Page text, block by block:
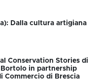
Dalla cultura artigiana
Conservation Stories di
Bortolo in partnership
Commercio di Brescia